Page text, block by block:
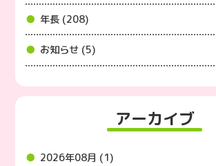
年長 (208)
お知らせ (5)
アーカイブ
2026年08月 (1)